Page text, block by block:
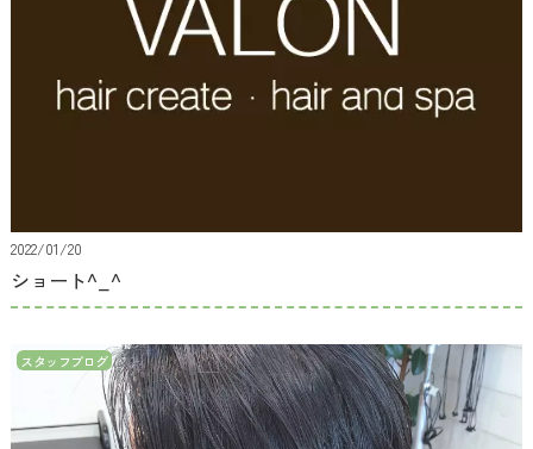
2022/01/20
ショート^_^
スタッフブログ